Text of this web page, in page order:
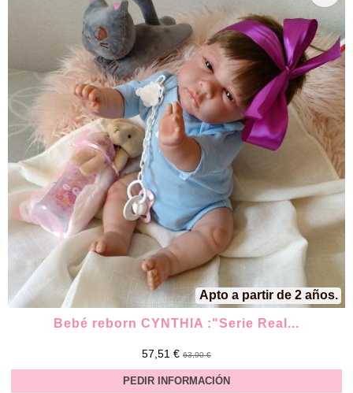
Apto a partir de 2 años.
Bebé reborn CYNTHIA :"Serie Real...
57,51 € 63,90 €
PEDIR INFORMACIÓN